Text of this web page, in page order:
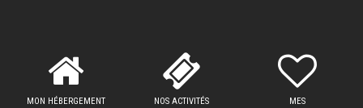
MON HÉBERGEMENT NOS ACTIVITÉS
MES